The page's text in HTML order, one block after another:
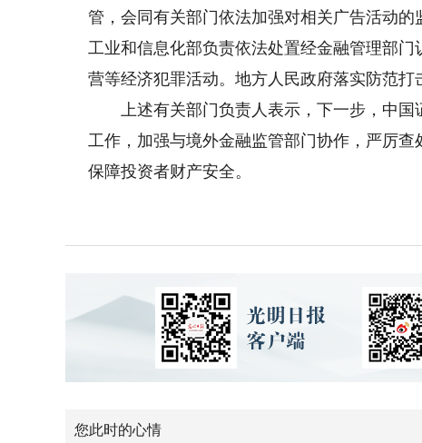
管，会同有关部门依法加强对相关广告活动的
工业和信息化部负责依法处置经金融管理部
营等经济犯罪活动。地方人民政府落实防范打
上述有关部门负责人表示，下一步，中国
工作，加强与境外金融监管部门协作，严厉
保障投资者财产安全。
您此时的心情